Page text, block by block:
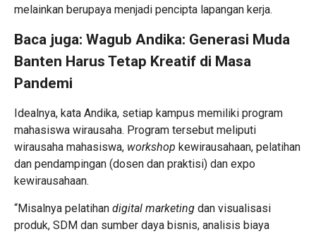
melainkan berupaya menjadi pencipta lapangan kerja.
Baca juga: Wagub Andika: Generasi Muda
Banten Harus Tetap Kreatif di Masa
Pandemi
Idealnya, kata Andika, setiap kampus memiliki program
mahasiswa wirausaha. Program tersebut meliputi
wirausaha mahasiswa, workshop kewirausahaan, pelatihan
dan pendampingan (dosen dan praktisi) dan expo
kewirausahaan.
“Misalnya pelatihan digital marketing dan visualisasi
produk, SDM dan sumber daya bisnis, analisis biaya